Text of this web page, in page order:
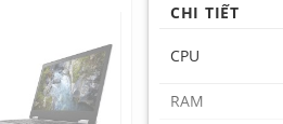
CHI TIẾT
CPU
RAM